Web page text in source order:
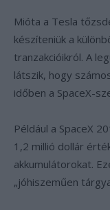
Mióta a Tesla
készíteniük a
tranzakcióikról. A
látszik, hogy
időben a SpaceX-
Például a SpaceX
1,2 millió dollár
akkumulátorokat.
„jóhiszeműen